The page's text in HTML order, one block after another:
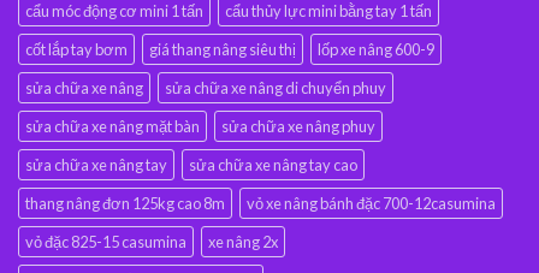
cẩu móc động cơ mini 1 tấn
cẩu thủy lực mini bằng tay 1 tấn
cốt lắp tay bơm
giá thang nâng siêu thị
lốp xe nâng 600-9
sửa chữa xe nâng
sửa chữa xe nâng di chuyển phuy
sửa chữa xe nâng mặt bàn
sửa chữa xe nâng phuy
sửa chữa xe nâng tay
sửa chữa xe nâng tay cao
thang nâng đơn 125kg cao 8m
vỏ xe nâng bánh đặc 700-12casumina
vỏ đặc 825-15 casumina
xe nâng 2x